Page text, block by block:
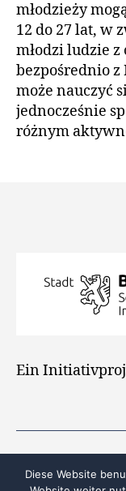
młodzieży
12 do 27 lat, w
młodzi ludzie z
bezpośrednio
może nauczyć
jednocześnie
różnym
Ein
Diese Website